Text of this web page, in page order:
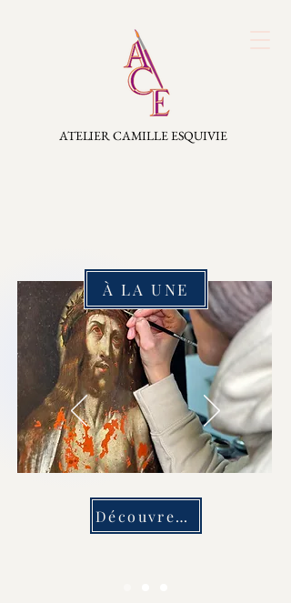
ATELIER CAMILLE ESQUIVIE
À LA UNE
Découvrez les dernières restaurations